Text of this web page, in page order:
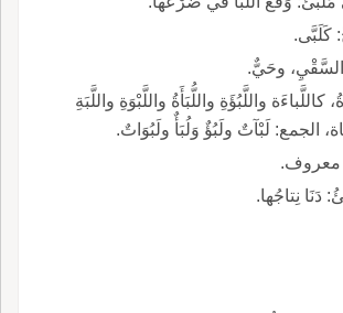
وحَيٌّ.
كاللَّباءَة واللَّبُؤَةِ واللُّبَأَةُ واللَّبْوَةِ واللَّبَةِ
ولَبُؤٌ وَلُبَأٌ ولَبُوَاتٌ.
معروف.
دَنَا نِتاجُها.